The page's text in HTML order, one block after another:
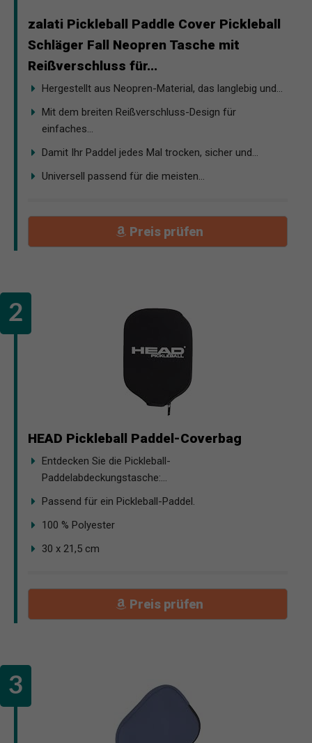
zalati Pickleball Paddle Cover Pickleball
Schläger Fall Neopren Tasche mit
Reißverschluss für...
Hergestellt aus Neopren-Material, das langlebig und...
Mit dem breiten Reißverschluss-Design für
einfaches...
Damit Ihr Paddel jedes Mal trocken, sicher und...
Universell passend für die meisten...
Preis prüfen
HEAD Pickleball Paddel-Coverbag
Entdecken Sie die Pickleball-
Paddelabdeckungstasche:...
Passend für ein Pickleball-Paddel.
100 % Polyester
30 x 21,5 cm
Preis prüfen